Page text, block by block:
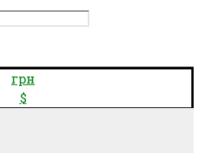
грн
$